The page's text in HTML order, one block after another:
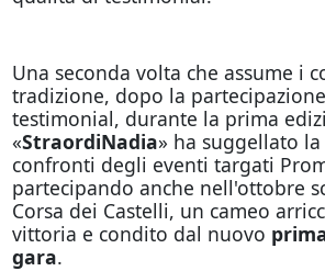
Una seconda volta che assume i
tradizione, dopo la
testimonial, durante la prima
«StraordiNadia» ha suggellato
confronti degli eventi targati
partecipando anche nell'ottobre
Corsa dei Castelli, un cameo
vittoria e condito dal nuovo
gara.